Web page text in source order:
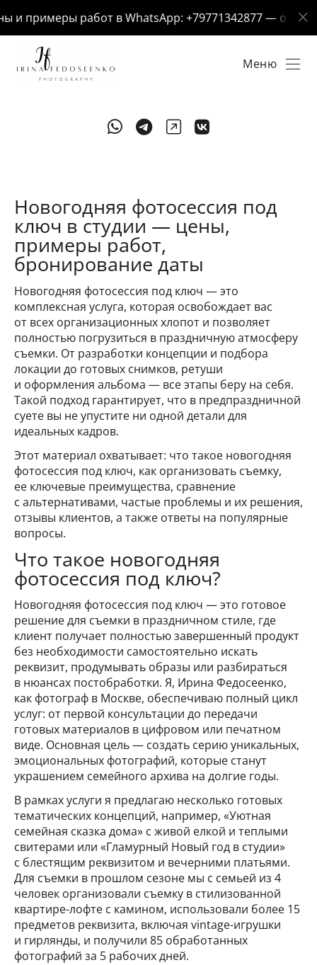
примеры работ в WhatsApp: +79771342877 — отвечу
Меню
Новогодняя фотосессия под
ключ в студии — цены,
примеры работ,
бронирование даты
Новогодняя фотосессия под ключ — это
комплексная услуга, которая освобождает вас
от всех организационных хлопот и позволяет
полностью погрузиться в праздничную атмосферу
съемки. От разработки концепции и подбора
локации до готовых снимков, ретуши
и оформления альбома — все этапы беру на себя.
Такой подход гарантирует, что в предпраздничной
суете вы не упустите ни одной детали для
идеальных кадров.
Этот материал охватывает: что такое новогодняя
фотосессия под ключ, как организовать съемку,
ее ключевые преимущества, сравнение
с альтернативами, частые проблемы и их решения,
отзывы клиентов, а также ответы на популярные
вопросы.
Что такое новогодняя
фотосессия под ключ?
Новогодняя фотосессия под ключ — это готовое
решение для съемки в праздничном стиле, где
клиент получает полностью завершенный продукт
без необходимости самостоятельно искать
реквизит, продумывать образы или разбираться
в нюансах постобработки. Я, Ирина Федосеенко,
как фотограф в Москве, обеспечиваю полный цикл
услуг: от первой консультации до передачи
готовых материалов в цифровом или печатном
виде. Основная цель — создать серию уникальных,
эмоциональных фотографий, которые станут
украшением семейного архива на долгие годы.
В рамках услуги я предлагаю несколько готовых
тематических концепций, например, «Уютная
семейная сказка дома» с живой елкой и теплыми
свитерами или «Гламурный Новый год в студии»
с блестящим реквизитом и вечерними платьями.
Для съемки в прошлом сезоне мы с семьей из 4
человек организовали съемку в стилизованной
квартире-лофте с камином, использовали более 15
предметов реквизита, включая vintage-игрушки
и гирлянды, и получили 85 обработанных
фотографий за 5 рабочих дней.